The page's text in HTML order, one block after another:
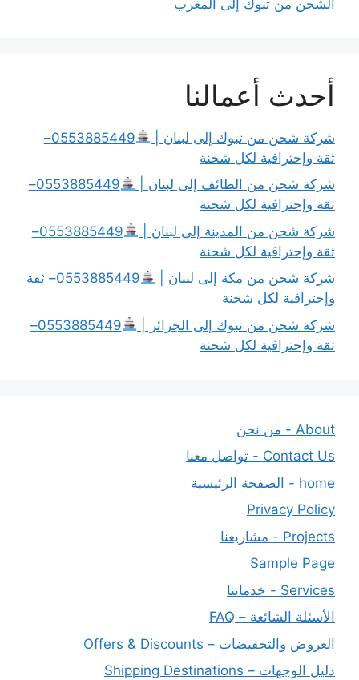
الشحن من تبوك إلى المغرب
أحدث أعمالنا
شركة شحن من تبوك إلى لبنان |
0553885449–
ثقة وإحترافية لكل شحنة
شركة شحن من الطائف إلى لبنان |
0553885449–
ثقة وإحترافية لكل شحنة
شركة شحن من المدينة إلى لبنان |
0553885449–
ثقة وإحترافية لكل شحنة
شركة شحن من مكة إلى لبنان |
0553885449– ثقة
وإحترافية لكل شحنة
شركة شحن من تبوك إلى الجزائر |
0553885449–
ثقة وإحترافية لكل شحنة
About - من نحن
Contact Us - تواصل معنا
home - الصفحة الرئيسية
Privacy Policy
Projects - مشاريعنا
Sample Page
Services - خدماتنا
الأسئلة الشائعة – FAQ
العروض والتخفيضات – Offers & Discounts
دليل الوجهات – Shipping Destinations